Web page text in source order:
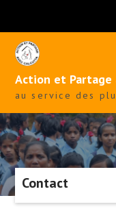
content
Action et Partage
au service des
Contact